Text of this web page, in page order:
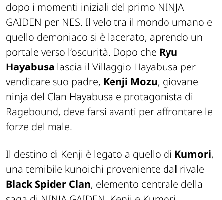
dopo i momenti iniziali del primo NINJA
GAIDEN per NES. Il velo tra il mondo umano e
quello demoniaco si è lacerato, aprendo un
portale verso l’oscurità. Dopo che Ryu
Hayabusa lascia il Villaggio Hayabusa per
vendicare suo padre, Kenji Mozu, giovane
ninja del Clan Hayabusa e protagonista di
Ragebound, deve farsi avanti per affrontare le
forze del male.
Il destino di Kenji è legato a quello di Kumori,
una temibile kunoichi proveniente dal rivale
Black Spider Clan, elemento centrale della